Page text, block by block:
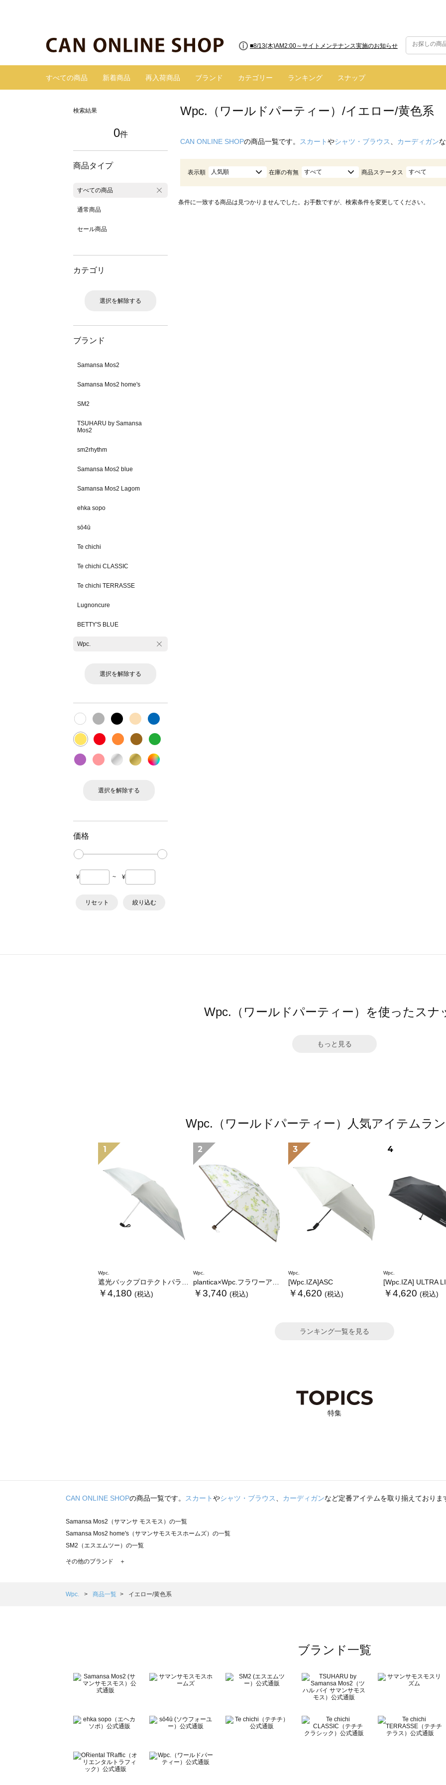
■8/13(木)AM2:00～サイトメンテナンス実施のお知らせ
すべての商品 新着商品 再入荷商品 ブランド カテゴリー ランキング スナップ
検索結果
0件
商品タイプ
すべての商品
通常商品
セール商品
カテゴリ
選択を解除する
ブランド
Samansa Mos2
Samansa Mos2 home's
SM2
TSUHARU by Samansa
Mos2
sm2rhythm
Samansa Mos2 blue
Samansa Mos2 Lagom
ehka sopo
sō4ū
Te chichi
Te chichi CLASSIC
Te chichi TERRASSE
Lugnoncure
BETTY'S BLUE
Wpc.
選択を解除する
選択を解除する
価格
¥ ~ ¥
リセット 絞り込む
Wpc.（ワールドパーティー）/イエロー/黄色系
CAN ONLINE SHOPの商品一覧です。 スカートやシャツ・ブラウス カーディガン
表示順 人気順 在庫の有無 すべて 商品ステータス すべて
条件に一致する商品は見つかりませんでした。お手数ですが、検索条件を変更してください。
Wpc.（ワールドパーティー）を使ったスナ
もっと見る
Wpc.（ワールドパーティー）人気アイテムラ
1
Wpc.
遮光バックプロテクトパラソル tiny
￥4,180 (税込)
2
Wpc.
plantica×Wpc.フラワーアンブレラプラスティックmini
￥3,740 (税込)
3
Wpc.
[Wpc.IZA]ASC
￥4,620 (税込)
4
Wpc.
[Wpc.IZA] ULTRA
￥4,620 (税込)
ランキング一覧を見る
特集
CAN ONLINE SHOPの商品一覧です。 スカートやシャツ・ブラウス、 カーディガンなど定番アイテムを取り揃えておりま
Samansa Mos2（サマンサ モスモス）の一覧
Samansa Mos2 home's（サマンサモスモスホームズ）の一覧
SM2（エスエムツー）の一覧
TSUHARU by Samansa Mos2（ツハルバイサマンサモスモス）の一覧
Samansa Mos2 Lagom（サマンサモスモス ラーゴム）の一覧
BETTY'S BLUE（べティーズブルー）の一覧
Wpc.（ワールドパーティー）の一覧
その他のブランド ＋
Wpc. 商品一覧 イエロー/黄色系
ブランド一覧